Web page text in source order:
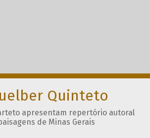
Quinteto
apresentam repertório autoral
de Minas Gerais